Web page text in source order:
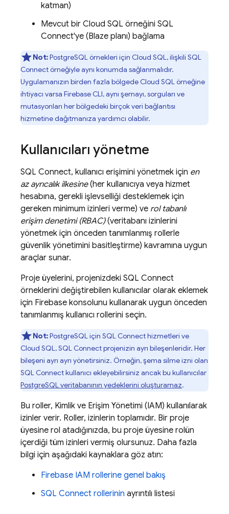
katman)
Mevcut bir Cloud SQL örneğini SQL
Connect'ye (Blaze planı) bağlama
Not:PostgreSQL örnekleri için Cloud SQL, ilişkili SQL
Connectörneğiyle aynı konumda sağlanmalıdır.
Uygulamanızın birden fazla bölgede Cloud SQLörneğine
ihtiyacı varsa Firebase CLI, aynı şemayı, sorguları ve
mutasyonları her bölgedeki birçok veri bağlantısı
hizmetine dağıtmanıza yardımcı olabilir.
Kullanıcıları yönetme
SQL Connect, kullanıcı erişimini yönetmek için en
az ayrıcalık ilkesine(her kullanıcıya veya hizmet
hesabına, gerekli işlevselliği desteklemek için
gereken minimum izinleri verme) ve rol tabanlı
erişim denetimi (RBAC)(veritabanı izinlerini
yönetmek için önceden tanımlanmış rollerle
güvenlik yönetimini basitleştirme) kavramına uygun
araçlar sunar.
Proje üyelerini, projenizdeki SQL Connect
örneklerini değiştirebilen kullanıcılar olarak eklemek
için Firebase konsolunu kullanarak uygun önceden
tanımlanmış kullanıcı rollerini seçin.
Not:PostgreSQL için SQL Connecthizmetleri ve
Cloud SQL,SQL Connectprojenizin ayrı bileşenleridir. Her
bileşeni ayrı ayrı yönetirsiniz. Örneğin, şema silme izni olan
SQL Connectkullanıcı ekleyebilirsiniz ancak bu kullanıcılar
PostgreSQL veritabanının yedeklerini oluşturamaz.
Bu roller, Kimlik ve Erişim Yönetimi (IAM) kullanılarak
izinler verir. Roller, izinlerin toplamıdır. Bir proje
üyesine rol atadığınızda, bu proje üyesine rolün
içerdiği tüm izinleri vermiş olursunuz. Daha fazla
bilgi için aşağıdaki kaynaklara göz atın:
Firebase IAM rollerine genel bakış
SQL Connect rollerinin ayrıntılı listesi